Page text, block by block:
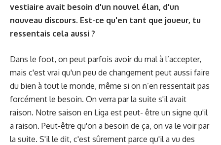
vestiaire avait besoin d'un nouvel élan, d'un
nouveau discours. Est-ce qu'en tant que joueur, tu
ressentais cela aussi ?
Dans le foot, on peut parfois avoir du mal à l’accepter,
mais c'est vrai qu'un peu de changement peut aussi faire
du bien à tout le monde, même si on n’en ressentait pas
forcément le besoin. On verra par la suite s'il avait
raison. Notre saison en Liga est peut- être un signe qu'il
a raison. Peut-être qu'on a besoin de ça, on va le voir par
la suite. S'il le dit, c'est sûrement parce qu'il a vu des